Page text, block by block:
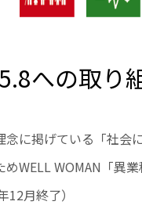
への取り
に掲げている「社会
WELL WOMAN「異業
月終了）